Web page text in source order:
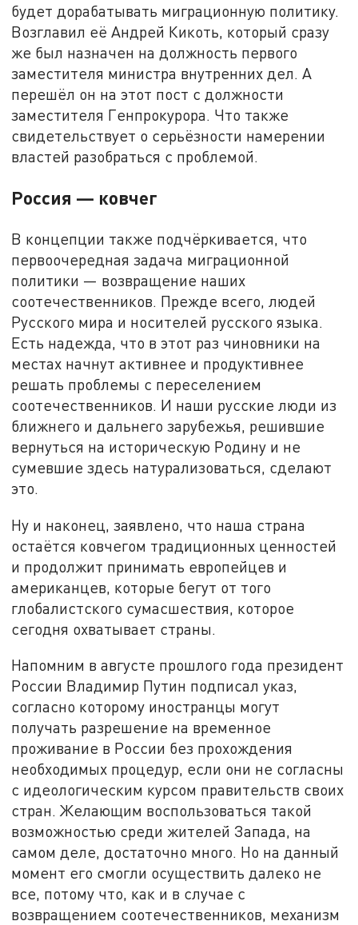
будет дорабатывать миграционную политику.
Возглавил её Андрей Кикоть, который сразу
же был назначен на должность первого
заместителя министра внутренних дел. А
перешёл он на этот пост с должности
заместителя Генпрокурора. Что также
свидетельствует о серьёзности намерении
властей разобраться с проблемой.
Россия — ковчег
В концепции также подчёркивается, что
первоочередная задача миграционной
политики — возвращение наших
соотечественников. Прежде всего, людей
Русского мира и носителей русского языка.
Есть надежда, что в этот раз чиновники на
местах начнут активнее и продуктивнее
решать проблемы с переселением
соотечественников. И наши русские люди из
ближнего и дальнего зарубежья, решившие
вернуться на историческую Родину и не
сумевшие здесь натурализоваться, сделают
это.
Ну и наконец, заявлено, что наша страна
остаётся ковчегом традиционных ценностей
и продолжит принимать европейцев и
американцев, которые бегут от того
глобалистского сумасшествия, которое
сегодня охватывает страны.
Напомним в августе прошлого года президент
России Владимир Путин подписал указ,
согласно которому иностранцы могут
получать разрешение на временное
проживание в России без прохождения
необходимых процедур, если они не согласны
с идеологическим курсом правительств своих
стран. Желающим воспользоваться такой
возможностью среди жителей Запада, на
самом деле, достаточно много. Но на данный
момент его смогли осуществить далеко не
все, потому что, как и в случае с
возвращением соотечественников, механизм